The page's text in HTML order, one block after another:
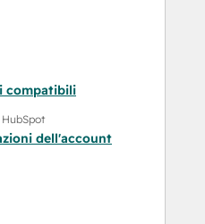
compatibili
dell'account